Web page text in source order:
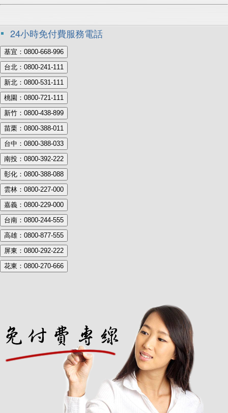
24小時免付費服務電話
基宜：0800-668-996
台北：0800-241-111
新北：0800-531-111
桃園：0800-721-111
新竹：0800-438-899
苗栗：0800-388-011
台中：0800-388-033
南投：0800-392-222
彰化：0800-388-088
雲林：0800-227-000
嘉義：0800-229-000
台南：0800-244-555
高雄：0800-877-555
屏東：0800-292-222
花東：0800-270-666